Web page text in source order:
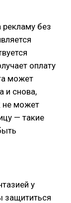
рекламу без
оплату
может
и снова,
не может
— такие
у
защититься